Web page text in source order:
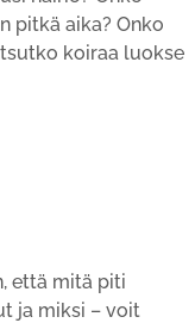
pitkä aika? Onko
koiraa luokse
että mitä piti
ja miksi – voit